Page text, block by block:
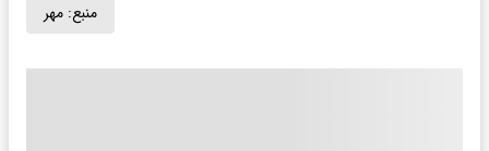
منبع: مهر